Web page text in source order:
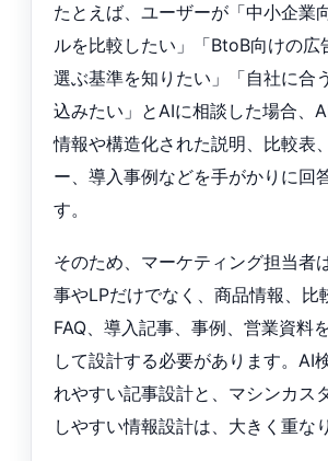
たとえば、ユーザーが「中小企業
ルを比較したい」「BtoB向けの広
選ぶ基準を知りたい」「自社に合
込みたい」とAIに相談した場合、
情報や構造化された説明、比較表
ー、導入事例などを手がかりに回
す。
そのため、マーケティング担当者
事やLPだけでなく、商品情報、比
FAQ、導入記事、事例、営業資料
して設計する必要があります。AI
れやすい記事設計と、マシンカス
しやすい情報設計は、大きく重な